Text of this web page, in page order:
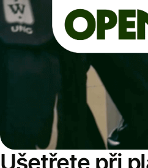
Ušetřete při